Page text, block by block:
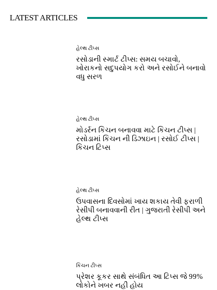
LATEST ARTICLES
હેલ્થ ટીપ્સ
રસોડાની સ્માર્ટ ટીપ્સ: સમય બચાવો,
ખોરાકનો સદુપયોગ કરો અને રસોઈને બનાવો
વધુ સરળ
હેલ્થ ટીપ્સ
મોડર્રન કિચન બનાવવા માટે કિચન ટીપ્સ |
રસોડામાં કિચન ની ડિઝાઇન | રસોઈ ટીપ્સ |
કિચન ટિપ્સ
હેલ્થ ટીપ્સ
ઉપવાસના દિવસોમાં ખાય શકાય તેવી ફરાળી
રેસીપી બનાવવાની રીત | ગુજરાતી રેસીપી અને
હેલ્થ ટીપ્સ
કિચન ટીપ્સ
પ્રેશર કૂકર સાથે સંબંધિત આ ટિપ્સ જે 99%
લોકોને ખબર નહીં હોય